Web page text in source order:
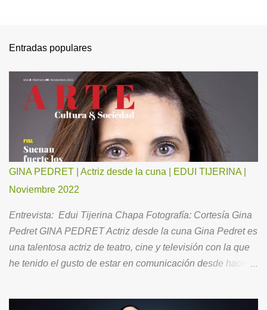
Entradas populares
GINA PEDRET | Actriz desde la cuna | EDUI TIJERINA |
Noviembre 2022
Entrevista: Edui Tijerina Chapa Fotografía: Cortesía Gina
Pedret GINA PEDRET Actriz desde la cuna Gina Pedret es
una talentosa actriz de teatro, cine y televisión con la que
he tenido el gusto de estar en comunicación desde hace